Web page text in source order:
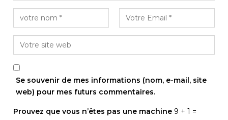
Se souvenir de mes informations (nom, e-mail, site
web) pour mes futurs commentaires.
Prouvez que vous n’êtes pas une machine 9 + 1 =